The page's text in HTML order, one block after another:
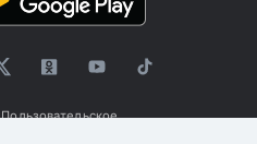
Пользовательское